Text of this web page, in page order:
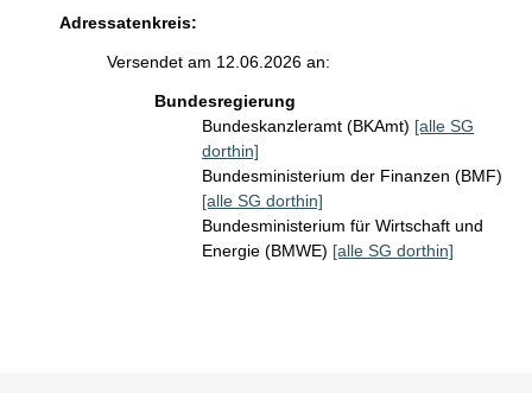
Adressatenkreis:
Versendet am 12.06.2026 an:
Bundesregierung
Bundeskanzleramt (BKAmt) [alle SG
dorthin]
Bundesministerium der Finanzen (BMF)
[alle SG dorthin]
Bundesministerium für Wirtschaft und
Energie (BMWE) [alle SG dorthin]